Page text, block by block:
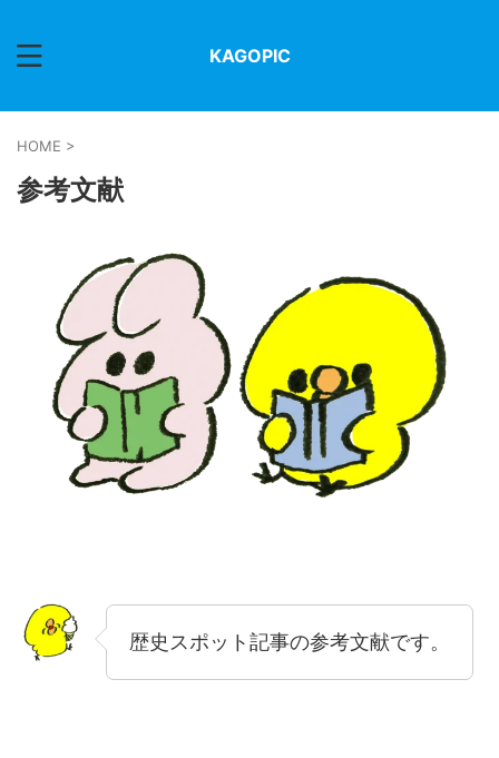
KAGOPIC
HOME >
参考文献
歴史スポット記事の参考文献です。